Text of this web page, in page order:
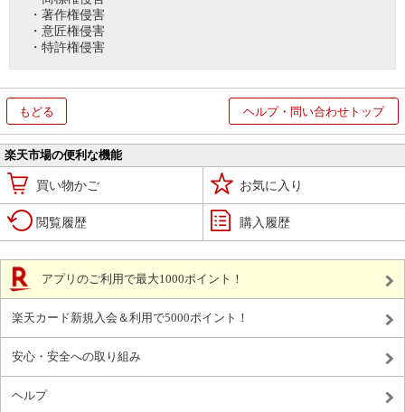
・著作権侵害
・意匠権侵害
・特許権侵害
もどる ヘルプ・問い合わせトップ
楽天市場の便利な機能
買い物かご お気に入り
閲覧履歴 購入履歴
アプリのご利用で最大1000ポイント！
楽天カード新規入会＆利用で5000ポイント！
安心・安全への取り組み
ヘルプ